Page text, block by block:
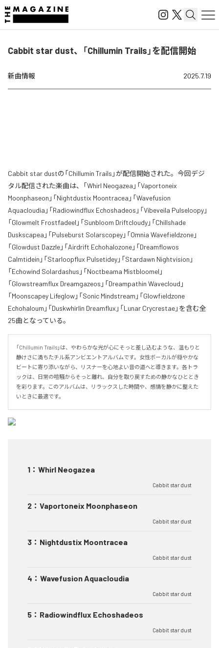
Cabbit star dust、「Chillumin Trails」を配信開始
新曲情報 2025.7.19
Cabbit star dustの「Chillumin Trails」が配信開始された。今回デジ
タル配信された楽曲は、「Whirl Neogazea」「Vaportoneix
Moonphaseon」「Nightdustix Moontracea」「Wavefusion
Aquacloudia」「Radiowindflux Echoshadeos」「Vibeveila Pulseloopy」
「Glowmelt Frostfadeel」「Sunbloom Driftcloudy」「Chillshade
Duskscapea」「Pulseburst Solarscopey」「Omnia Wavefieldzone」
「Glowdust Dazzle」「Airdrift Echohalozone」「Dreamflowos
Calmtidein」「Starloopflux Pulsetidey」「Stardawn Nightvision」
「Echowind Solardashus」「Noctbeama Mistbloomel」
「Glowstreamflux Dreamgazeos」「Dreampathin Wavecloud」
「Moonscapey Lifeglow」「Sonic Mindstream」「Glowfieldzone
Echohaloum」「Duskwhirlin Dreamflux」「Lunar Crycrestae」を含む全
25曲となっている。
「Chillumin Trails」は、やわらかな光が心にそっと差し込むような、温もりと
静けさに満ちたチル系アンビエントアルバムです。女性ボーカルが穏やかな
ビートに寄り添いながら、リスナーを心地よい音の道へと導きます。各トラ
ックは、日常の喧騒からそっと離れ、自分を取り戻すための静かなひととき
を彩ります。このアルバムは、リラックスした時間や、感情を静かに整えた
いときに最適です。
1 ： Whirl Neogazea
Cabbit star dust
2 ： Vaportoneix Moonphaseon
Cabbit star dust
3 ： Nightdustix Moontracea
Cabbit star dust
4 ： Wavefusion Aquacloudia
Cabbit star dust
5 ： Radiowindflux Echoshadeos
Cabbit star dust